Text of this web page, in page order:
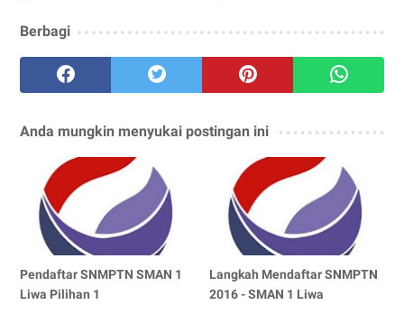
Berbagi
Anda mungkin menyukai postingan ini
Pendaftar SNMPTN SMAN 1
Liwa Pilihan 1
Langkah Mendaftar SNMPTN
2016 - SMAN 1 Liwa